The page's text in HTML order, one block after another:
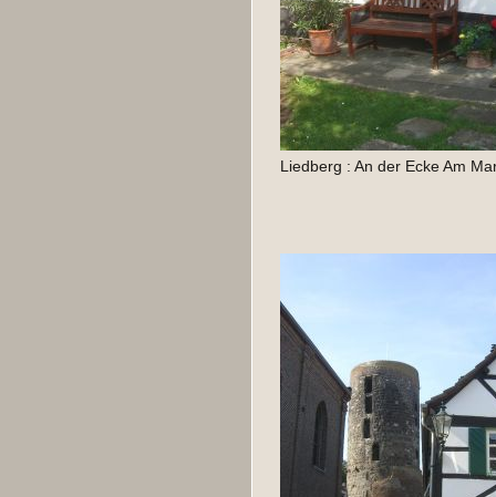
Liedberg : An der Ecke Am